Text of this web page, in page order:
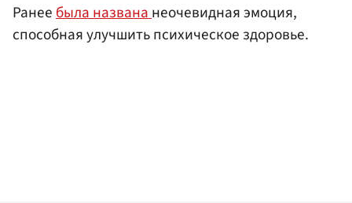
Ранеебыла названанеочевидная эмоция,
способная улучшить психическое здоровье.